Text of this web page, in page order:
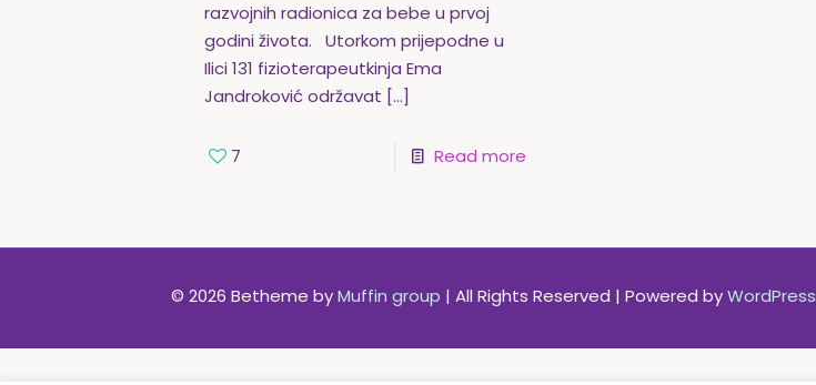
razvojnih radionica za bebe u prvoj
godini života. Utorkom prijepodne u
Ilici 131 fizioterapeutkinja Ema
Jandroković održavat […]
7 Read more
© 2026 Betheme byMuffin group | All Rights Reserved | Powered byWordPress